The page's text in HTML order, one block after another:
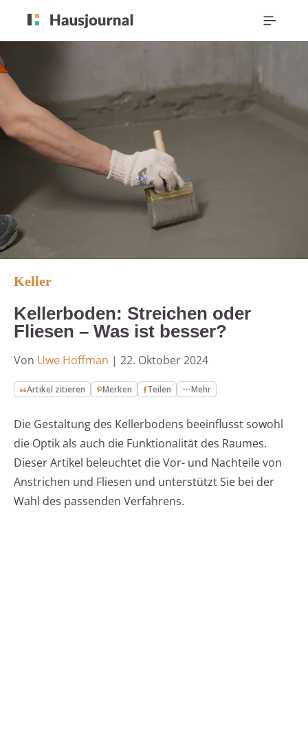
Keller
Kellerboden: Streichen oder
Fliesen – Was ist besser?
Von Uwe Hoffman | 22. Oktober 2024
Artikel zitieren Merken Teilen Mehr
Die Gestaltung des Kellerbodens beeinflusst sowohl
die Optik als auch die Funktionalität des Raumes.
Dieser Artikel beleuchtet die Vor- und Nachteile von
Anstrichen und Fliesen und unterstützt Sie bei der
Wahl des passenden Verfahrens.